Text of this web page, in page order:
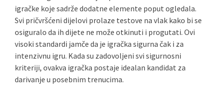
igračke koje sadrže dodatne elemente poput ogledala.
Svi pričvršćeni dijelovi prolaze testove na vlak kako bi se
osiguralo da ih dijete ne može otkinuti i progutati. Ovi
visoki standardi jamče da je igračka sigurna čak i za
intenzivnu igru. Kada su zadovoljeni svi sigurnosni
kriteriji, ovakva igračka postaje idealan kandidat za
darivanje u posebnim trenucima.